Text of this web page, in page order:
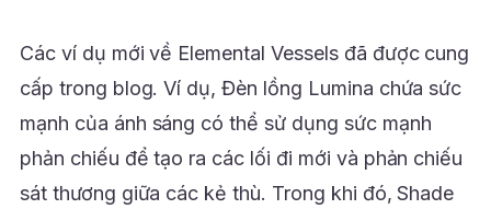
Các ví dụ mới về Elemental Vessels đã được cung
cấp trong blog. Ví dụ, Đèn lồng Lumina chứa sức
mạnh của ánh sáng có thể sử dụng sức mạnh
phản chiếu để tạo ra các lối đi mới và phản chiếu
sát thương giữa các kẻ thù. Trong khi đó, Shade